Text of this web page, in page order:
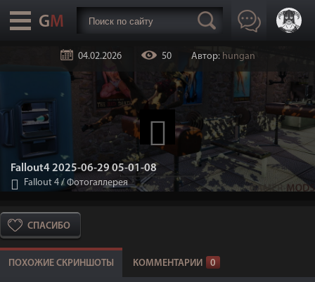
04.02.2026 50 Автор: hungan
Fallout4 2025-06-29 05-01-08
Fallout 4 / Фотогаллерея
СПАСИБО
ПОХОЖИЕ СКРИНШОТЫ КОММЕНТАРИИ 0